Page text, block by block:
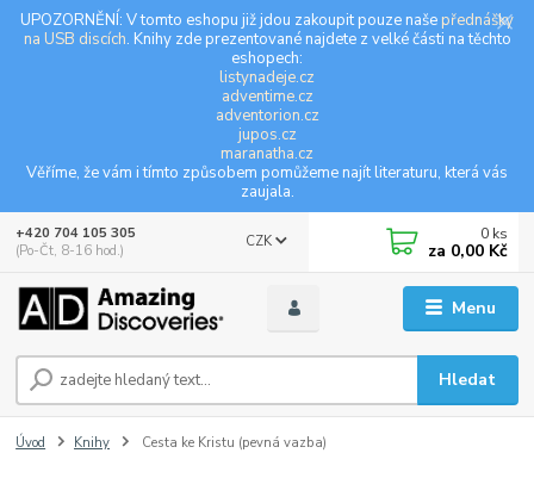
UPOZORNĚNÍ: V tomto eshopu již jdou zakoupit pouze naše přednášky
na USB discích. Knihy zde prezentované najdete z velké části na těchto
eshopech:
listynadeje.cz
adventime.cz
adventorion.cz
jupos.cz
maranatha.cz
Věříme, že vám i tímto způsobem pomůžeme najít literaturu, která vás
zaujala.
Menu
CZK
Hledat
+420 704 105 305
(Po-Čt, 8-16 hod.)
0 ks
za 0,00 Kč
Úvod Knihy Cesta ke Kristu (pevná vazba)